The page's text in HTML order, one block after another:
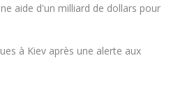
aide d'un milliard de dollars pour
à Kiev après une alerte aux